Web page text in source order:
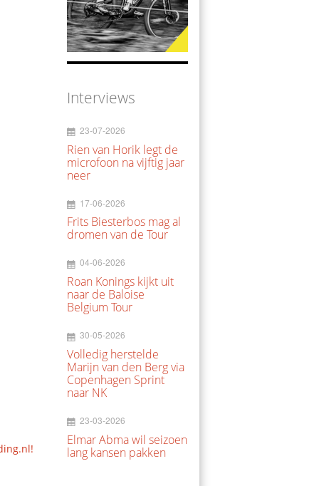
Interviews
23-07-2026
Rien van Horik legt de
microfoon na vijftig jaar
neer
17-06-2026
Frits Biesterbos mag al
dromen van de Tour
04-06-2026
Roan Konings kijkt uit
naar de Baloise
Belgium Tour
30-05-2026
Volledig herstelde
Marijn van den Berg via
Copenhagen Sprint
naar NK
23-03-2026
Elmar Abma wil seizoen
lang kansen pakken